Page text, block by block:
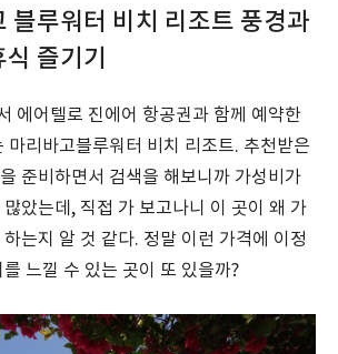
블루워터 비치 리조트 풍경과
즐기기
에어텔로 진에어 항공권과 함께 예약한
마리바고블루워터 비치 리조트. 추천받은
준비하면서 검색을 해보니까 가성비가
았는데, 직접 가 보고나니 이 곳이 왜 가
는지 알 것 같다. 정말 이런 가격에 이정
느낄 수 있는 곳이 또 있을까?